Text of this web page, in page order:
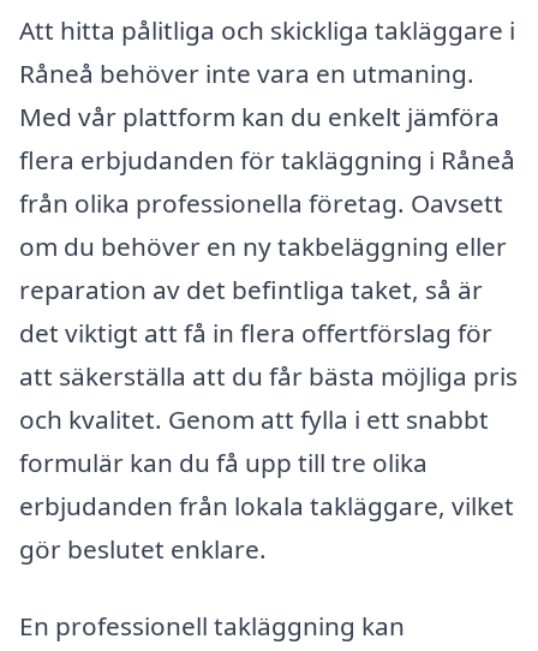
Att hitta pålitliga och skickliga takläggare i
Råneå behöver inte vara en utmaning.
Med vår plattform kan du enkelt jämföra
flera erbjudanden för takläggning i Råneå
från olika professionella företag. Oavsett
om du behöver en ny takbeläggning eller
reparation av det befintliga taket, så är
det viktigt att få in flera offertförslag för
att säkerställa att du får bästa möjliga pris
och kvalitet. Genom att fylla i ett snabbt
formulär kan du få upp till tre olika
erbjudanden från lokala takläggare, vilket
gör beslutet enklare.
En professionell takläggning kan